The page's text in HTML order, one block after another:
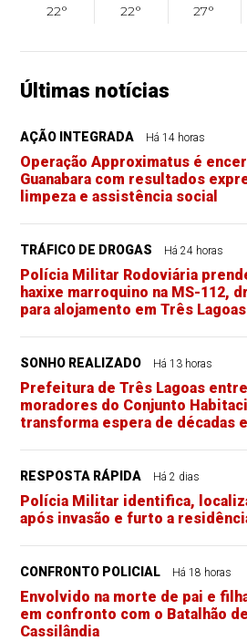
22°
22°
27°
Últimas notícias
AÇÃO INTEGRADA Há 14 horas
Operação Approximatus é
Guanabara com resultados
limpeza e assistência social
TRÁFICO DE DROGAS Há 24 horas
Polícia Militar Rodoviária
haxixe marroquino na MS-112,
para alojamento em Três Lagoas
SONHO REALIZADO Há 13 horas
Prefeitura de Três Lagoas
moradores do Conjunto
transforma espera de décadas
RESPOSTA RÁPIDA Há 2 dias
Polícia Militar identifica,
após invasão e furto a
CONFRONTO POLICIAL Há 18 horas
Envolvido na morte de pai e
em confronto com o Batalhão
Cassilândia